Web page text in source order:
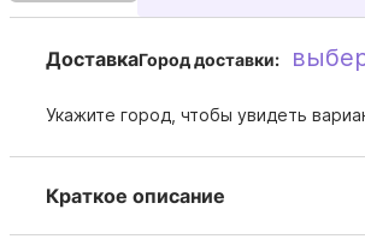
ДоставкаГород доставки:
Укажите город, чтобы увидеть
Краткое описание